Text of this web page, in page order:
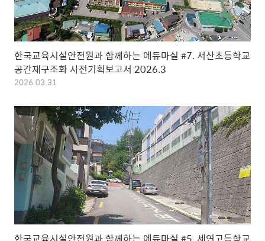
한국교육시설안전원과 함께하는 에듀마실 #7. 서산초등학교
공간재구조화 사전기획보고서 2026.3
2026.03.31